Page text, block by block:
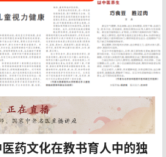
药文化在教书育人中的独